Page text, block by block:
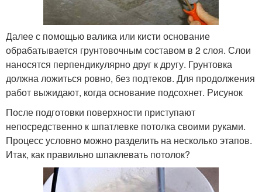
Далее с помощью валика или кисти основание
обрабатывается грунтовочным составом в 2 слоя. Слои
наносятся перпендикулярно друг к другу. Грунтовка
должна ложиться ровно, без подтеков. Для продолжения
работ выжидают, когда основание подсохнет. Рисунок
После подготовки поверхности приступают
непосредственно к шпатлевке потолка своими руками.
Процесс условно можно разделить на несколько этапов.
Итак, как правильно шпаклевать потолок?